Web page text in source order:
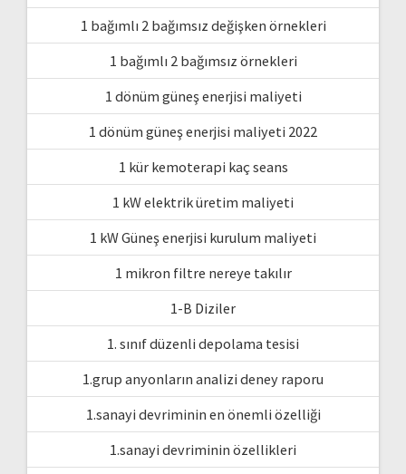
1 bağımlı 2 bağımsız değişken örnekleri
1 bağımlı 2 bağımsız örnekleri
1 dönüm güneş enerjisi maliyeti
1 dönüm güneş enerjisi maliyeti 2022
1 kür kemoterapi kaç seans
1 kW elektrik üretim maliyeti
1 kW Güneş enerjisi kurulum maliyeti
1 mikron filtre nereye takılır
1-B Diziler
1. sınıf düzenli depolama tesisi
1.grup anyonların analizi deney raporu
1.sanayi devriminin en önemli özelliği
1.sanayi devriminin özellikleri